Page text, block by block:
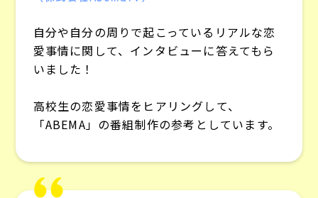
自分や自分の周りで起こっているリアルな恋
愛事情に関して、インタビューに答えてもら
いました！
高校生の恋愛事情をヒアリングして、
「ABEMA」の番組制作の参考としています。